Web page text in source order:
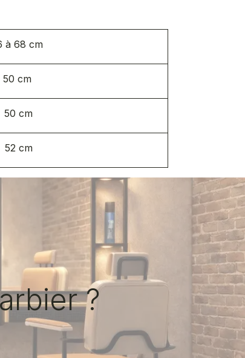
à 68 cm
50 cm
50 cm
52 cm
?